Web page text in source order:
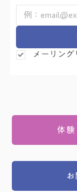
メーリング
体験